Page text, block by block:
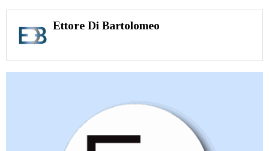
Ettore Di Bartolomeo